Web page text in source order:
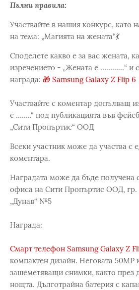
Пълни правила:
Участвайте в нашия конкурс, като
на тема: „Магията на жената“💃
Споделете какво е за вас жената,
изречението - „Жената е …………“ и
награда: 🎁 Samsung Galaxy Z Flip 6
Участвайте с коментар допълващ
е ……..“ под публикацията във
„Сити Пропъртис“ ООД
Всеки участник може да участва с
коментара.
Наградата може да бъде получена
офиса на Сити Пропъртис ООД, гр.
„Дунав“ №5
Награда:
Смарт телефон Samsung Galaxy Z
компактен дизайн. Неговата 50MP
зашеметяващи снимки, както през
нощта. Дълготрайна батерия с